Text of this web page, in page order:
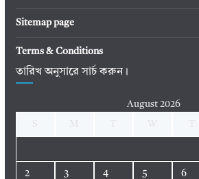
Sitemap page
Terms & Conditions
তারিখ অনুসারে সার্চ করুন।
August 2026
2 3 4 5 6